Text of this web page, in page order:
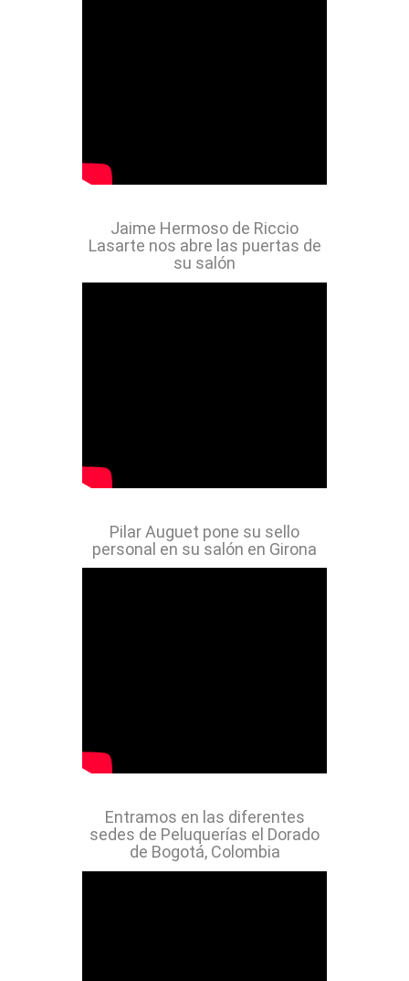
Jaime Hermoso de Riccio
Lasarte nos abre las puertas de
su salón
Pilar Auguet pone su sello
personal en su salón en Girona
Entramos en las diferentes
sedes de Peluquerías el Dorado
de Bogotá, Colombia